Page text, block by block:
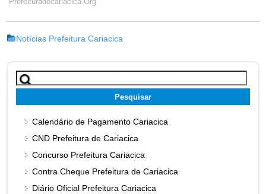
Notícias Prefeitura Cariacica
Pesquisar
por:
Calendário de Pagamento Cariacica
CND Prefeitura de Cariacica
Concurso Prefeitura Cariacica
Contra Cheque Prefeitura de Cariacica
Diário Oficial Prefeitura Cariacica